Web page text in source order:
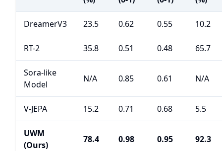
DreamerV3 23.5 0.62 0.55 10.2
RT-2 35.8 0.51 0.48 65.7
Sora-like
Model
N/A 0.85 0.61 N/A
V-JEPA 15.2 0.71 0.68 5.5
UWM
(Ours)
78.4 0.98 0.95 92.3